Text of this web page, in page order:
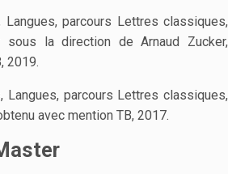
Langues, parcours Lettres classiques,
sous la direction de Arnaud Zucker,
2019.
Langues, parcours Lettres classiques,
avec mention TB, 2017.